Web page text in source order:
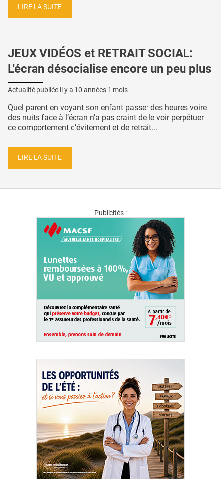
LIRE LA SUITE
JEUX VIDÉOS et RETRAIT SOCIAL:
L'écran désocialise encore un peu plus
Actualité publiée il y a 10 années 1 mois
Quel parent en voyant son enfant passer des heures voire
des nuits face à l’écran n’a pas craint de le voir perpétuer
ce comportement d’évitement et de retrait...
LIRE LA SUITE
Publicités :